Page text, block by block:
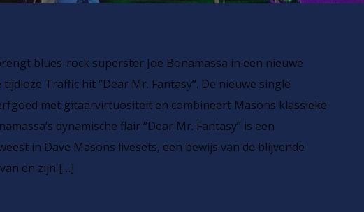
blues-rock superster Joe Bonamassa in een nieuwe
tijdloze Traffic hit “Dear Mr. Fantasy”. De nieuwe single
met gitaarvirtuositeit en combineert Masons klassieke
dynamische flair “Dear Mr. Fantasy” is een
in Dave Masons livesets, een bewijs van de blijvende
en zijn […]